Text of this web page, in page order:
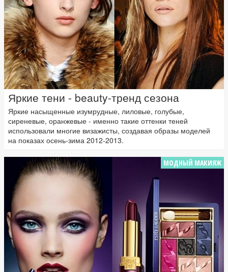
Яркие тени - beauty-тренд сезона
Яркие насыщенные изумрудные, лиловые, голубые,
сиреневые, оранжевые - именно такие оттенки теней
использовали многие визажисты, создавая образы моделей
на показах осень-зима 2012-2013.
МОДНЫЙ МАКИЯЖ